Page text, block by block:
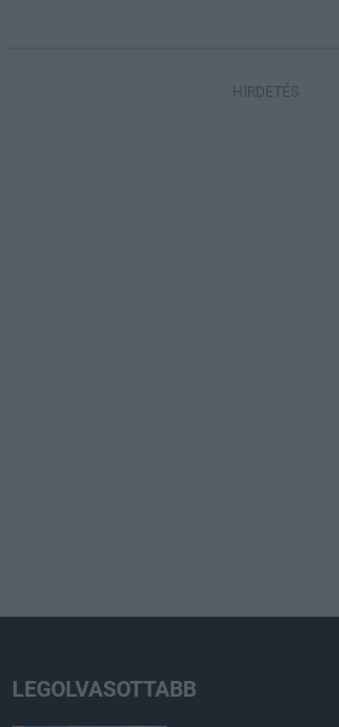
HIRDETÉS
LEGOLVASOTTABB